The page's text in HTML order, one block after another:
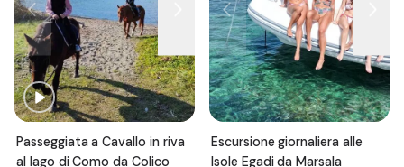
Passeggiata a Cavallo in riva
al lago di Como da Colico
Escursione giornaliera alle
Isole Egadi da Marsala